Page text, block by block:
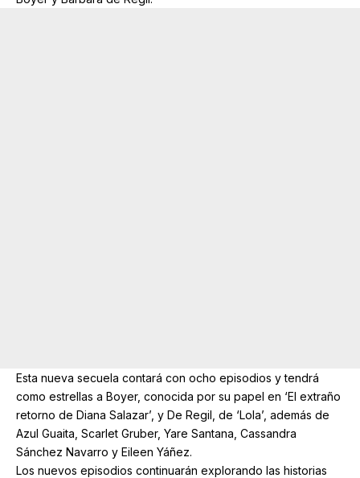
Esta nueva secuela contará con ocho episodios y tendrá
como estrellas a Boyer, conocida por su papel en ‘El extraño
retorno de Diana Salazar’, y De Regil, de ‘Lola’, además de
Azul Guaita, Scarlet Gruber, Yare Santana, Cassandra
Sánchez Navarro y Eileen Yáñez.
Los nuevos episodios continuarán explorando las historias